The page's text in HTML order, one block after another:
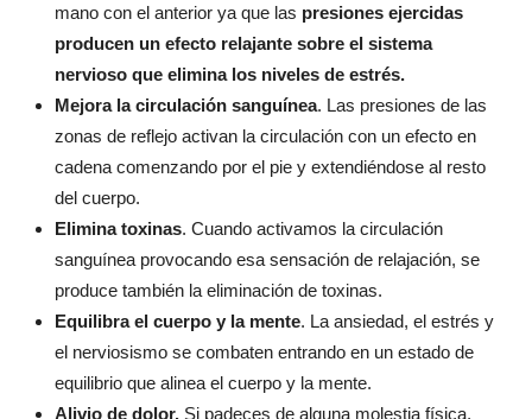
mano con el anterior ya que las presiones ejercidas
producen un efecto relajante sobre el sistema
nervioso que elimina los niveles de estrés.
Mejora la circulación sanguínea. Las presiones de las
zonas de reflejo activan la circulación con un efecto en
cadena comenzando por el pie y extendiéndose al resto
del cuerpo.
Elimina toxinas. Cuando activamos la circulación
sanguínea provocando esa sensación de relajación, se
produce también la eliminación de toxinas.
Equilibra el cuerpo y la mente. La ansiedad, el estrés y
el nerviosismo se combaten entrando en un estado de
equilibrio que alinea el cuerpo y la mente.
Alivio de dolor. Si padeces de alguna molestia física,